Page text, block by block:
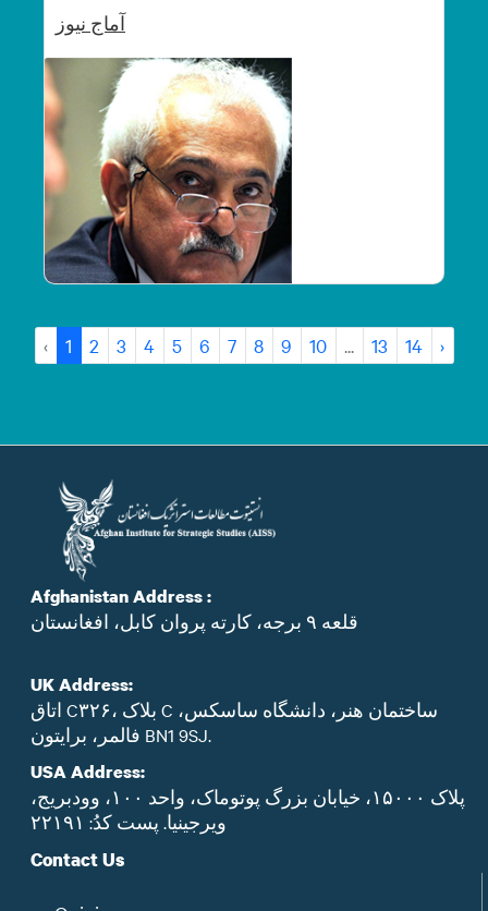
آماج نیوز
‹ 1 2 3 4 5 6 7 8 9 10 ... 13 14 ›
Afghanistan Address :
قلعه ۹ برجه، کارته پروان کابل، افغانستان
UK Address:
اتاق C۳۲۶، بلاک C ساختمان هنر، دانشگاه ساسکس،
فالمر، برایتون BN1 9SJ.
USA Address:
پلاک ۱۵۰۰۰، خیابان بزرگ پوتوماک، واحد ۱۰۰، وودبریج،
ویرجینیا. پست‌ کدُ: ۲۲۱۹۱
Contact Us